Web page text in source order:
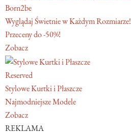
Born2be
Wyglądaj Świetnie w Każdym Rozmiarze!
Przeceny do -50%!
Zobacz
Reserved
Stylowe Kurtki i Płaszcze
Najmodniejsze Modele
Zobacz
REKLAMA